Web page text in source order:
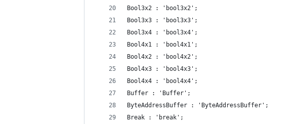
Bool3x2 : 'bool3x2';
Bool3x3 : 'bool3x3';
Bool3x4 : 'bool3x4';
Bool4x1 : 'bool4x1';
Bool4x2 : 'bool4x2';
Bool4x3 : 'bool4x3';
Bool4x4 : 'bool4x4';
Buffer : 'Buffer';
ByteAddressBuffer : 'ByteAddressBuffer';
Break : 'break';